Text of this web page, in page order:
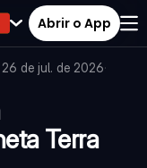
Abrir o App
26 de jul. de 2026·
Terra